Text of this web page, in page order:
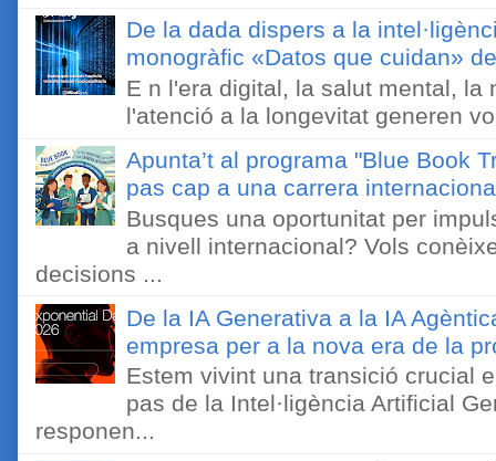
De la dada dispers a la
monogràfic «Datos que cuidan»
E n l'era digital, la salut mental, la
l'atenció a la longevitat generen
Apunta’t al programa "Blue Book
pas cap a una carrera
Busques una oportunitat per
a nivell internacional? Vols
decisions ...
De la IA Generativa a la IA
empresa per a la nova era de la
Estem vivint una transició crucial
pas de la Intel·ligència Artificial
responen...